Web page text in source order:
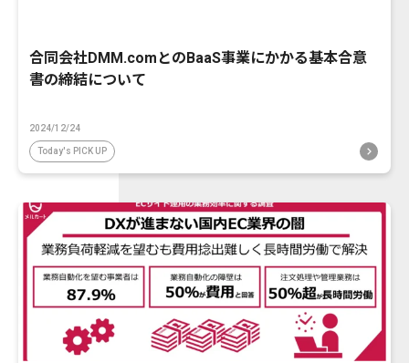
合同会社DMM.comとのBaaS事業にかかる基本合意
書の締結について
2024/12/24
Today's PICK UP